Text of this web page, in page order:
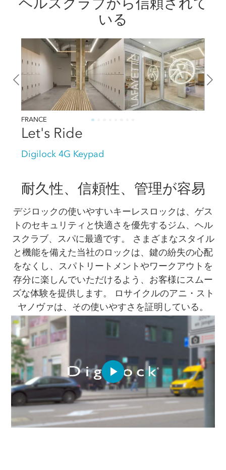
いる
FRANCE
Let's Ride
Digilock 4G Keypad
耐久性、信頼性、管理が容易
デジロックの使いやすいキーレスロックは、ゲス
トのセキュリティと快適さを優先するジム、ヘル
スクラブ、スパに最適です。 さまざまなスタイル
と機能を備えた当社のロックは、鍵の紛失の心配
をなくし、スパトリートメントやワークアウトを
存分に楽しんでいただけるよう、お客様にスムー
ズな体験を提供します。 ロサイクルのアニ・スト
ヤノヴァは、その使いやすさを証明している。
Play
Video